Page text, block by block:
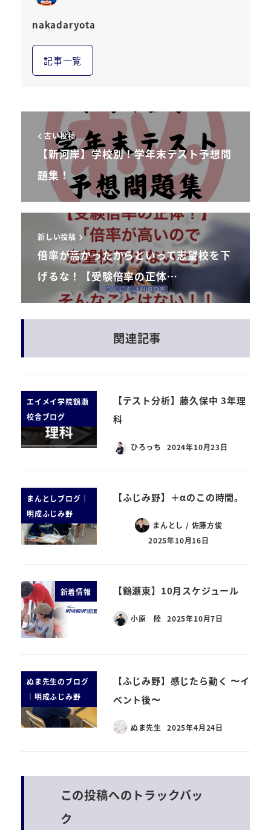
nakadaryota
記事一覧
古い投稿
【新河岸】学校別！学年末テスト予想問
題集！
新しい投稿
倍率が高かったからといって志望校を下
げるな！【受験倍率の正体…
関連記事
エイメイ学院鶴瀬
校舎ブログ
【テスト分析】藤久保中 3年理
科
ひろっち 2024年10月23日
まんとしブログ｜
明成ふじみ野
【ふじみ野】＋αのこの時間。
まんとし / 佐藤方俊
2025年10月16日
新着情報 【鶴瀬東】10月スケジュール
小原 陸 2025年10月7日
ぬま先生のブログ
｜明成ふじみ野
【ふじみ野】感じたら動く 〜イ
ベント後〜
ぬま先生 2025年4月24日
この投稿へのトラックバッ
ク